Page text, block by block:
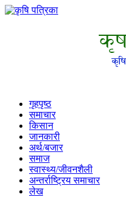
गृहपृष्ठ
समाचार
किसान
जानकारी
अर्थ/बजार
समाज
स्वास्थ्य/जीवनशैली
अन्तर्राष्ट्रिय समाचार
लेख